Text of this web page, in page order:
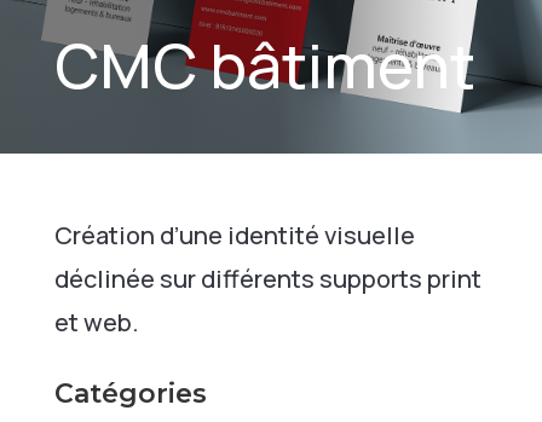
CMC bâtiment
Création d’une identité visuelle
déclinée sur différents supports print
et web.
Catégories